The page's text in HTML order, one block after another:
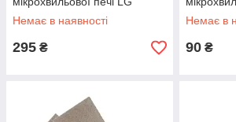
Немає в наявності
295 ₴
Немає в
90 ₴